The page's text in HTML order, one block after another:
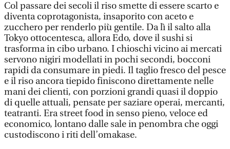
Col passare dei secoli il riso smette di essere scarto e
diventa coprotagonista, insaporito con aceto e
zucchero per renderlo più gentile. Da lì il salto alla
Tokyo ottocentesca, allora Edo, dove il sushi si
trasforma in cibo urbano. I chioschi vicino ai mercati
servono nigiri modellati in pochi secondi, bocconi
rapidi da consumare in piedi. Il taglio fresco del pesce
e il riso ancora tiepido finiscono direttamente nelle
mani dei clienti, con porzioni grandi quasi il doppio
di quelle attuali, pensate per saziare operai, mercanti,
teatranti. Era street food in senso pieno, veloce ed
economico, lontano dalle sale in penombra che oggi
custodiscono i riti dell’omakase.